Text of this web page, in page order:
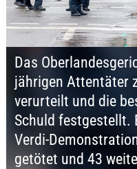
Das
jährigen Attentäter
verurteilt und die
Schuld festgestellt.
Verdi-
getötet und 43